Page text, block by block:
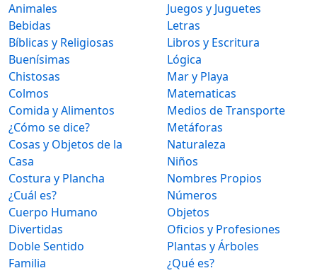
Animales
Bebidas
Bíblicas y Religiosas
Buenísimas
Chistosas
Colmos
Comida y Alimentos
¿Cómo se dice?
Cosas y Objetos de la
Casa
Costura y Plancha
¿Cuál es?
Cuerpo Humano
Divertidas
Doble Sentido
Familia
Juegos y Juguetes
Letras
Libros y Escritura
Lógica
Mar y Playa
Matematicas
Medios de Transporte
Metáforas
Naturaleza
Niños
Nombres Propios
Números
Objetos
Oficios y Profesiones
Plantas y Árboles
¿Qué es?